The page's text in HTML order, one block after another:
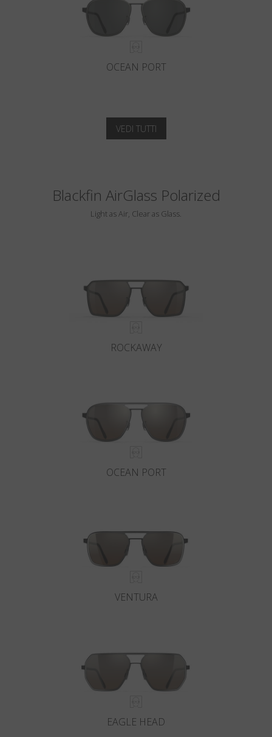
OCEAN PORT
VEDI TUTTI
Blackfin AirGlass Polarized
Light as Air, Clear as Glass.
ROCKAWAY
OCEAN PORT
VENTURA
EAGLE HEAD